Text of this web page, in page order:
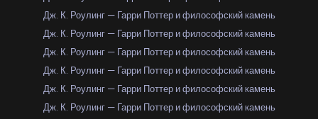
Дж. К. Роулинг — Гарри Поттер и философский камень
Дж. К. Роулинг — Гарри Поттер и философский камень
Дж. К. Роулинг — Гарри Поттер и философский камень
Дж. К. Роулинг — Гарри Поттер и философский камень
Дж. К. Роулинг — Гарри Поттер и философский камень
Дж. К. Роулинг — Гарри Поттер и философский камень